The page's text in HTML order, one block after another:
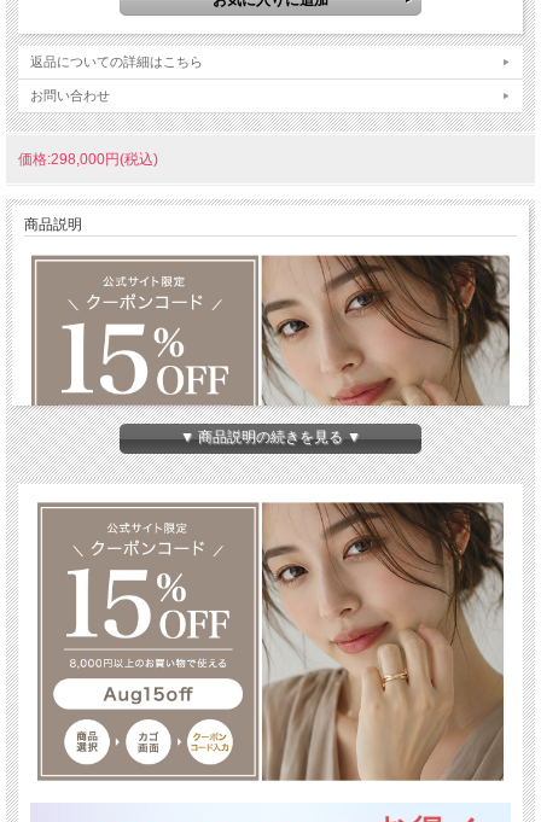
返品についての詳細はこちら
お問い合わせ
価格:298,000円(税込)
商品説明
▼ 商品説明の続きを見る ▼